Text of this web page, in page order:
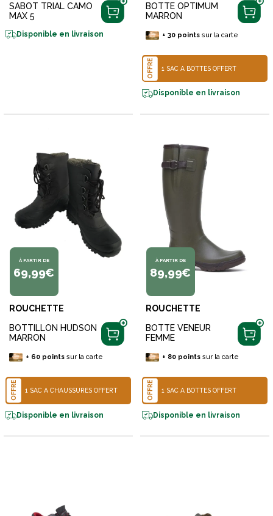
SABOT TRIAL CAMO
MAX 5
Disponible en livraison
BOTTE OPTIMUM
MARRON
+ 30pointssur la carte
OFFRE 1 SAC À BOTTES OFFERT
Disponible en livraison
À PARTIR DE
69,99€
ROUCHETTE
BOTTILLON HUDSON
MARRON
+ 60pointssur la carte
OFFRE 1 SAC À CHAUSSURES OFFERT
Disponible en livraison
À PARTIR DE
89,99€
ROUCHETTE
BOTTE VENEUR
FEMME
+ 80pointssur la carte
OFFRE 1 SAC À BOTTES OFFERT
Disponible en livraison